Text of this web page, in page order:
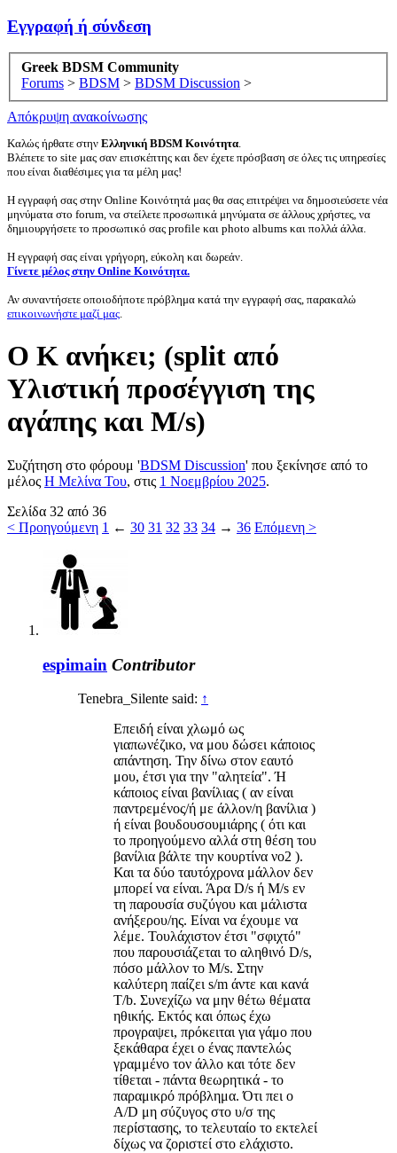
Εγγραφή ή σύνδεση
Greek BDSM Community
Forums > BDSM > BDSM Discussion >
Απόκρυψη ανακοίνωσης
Καλώς ήρθατε στην Ελληνική BDSM Κοινότητα.
Βλέπετε το site μας σαν επισκέπτης και δεν έχετε πρόσβαση σε όλες τις υπηρεσίες
που είναι διαθέσιμες για τα μέλη μας!
Η εγγραφή σας στην Online Κοινότητά μας θα σας επιτρέψει να δημοσιεύσετε νέα
μηνύματα στο forum, να στείλετε προσωπικά μηνύματα σε άλλους χρήστες, να
δημιουργήσετε το προσωπικό σας profile και photo albums και πολλά άλλα.
Η εγγραφή σας είναι γρήγορη, εύκολη και δωρεάν.
Γίνετε μέλος στην Online Κοινότητα.
Αν συναντήσετε οποιοδήποτε πρόβλημα κατά την εγγραφή σας, παρακαλώ
επικοινωνήστε μαζί μας.
Ο Κ ανήκει; (split από
Υλιστική προσέγγιση της
αγάπης και M/s)
Συζήτηση στο φόρουμ 'BDSM Discussion' που ξεκίνησε από το
μέλος Η Μελίνα Του, στις 1 Νοεμβρίου 2025.
Σελίδα 32 από 36
< Προηγούμενη 1 ← 30 31 32 33 34 → 36 Επόμενη >
espimain Contributor
Tenebra_Silente said: ↑
Επειδή είναι χλωμό ως
γιαπωνέζικο, να μου δώσει κάποιος
απάντηση. Την δίνω στον εαυτό
μου, έτσι για την "αλητεία". Ή
κάποιος είναι βανίλιας ( αν είναι
παντρεμένος/ή με άλλον/η βανίλια )
ή είναι βουδουσουμιάρης ( ότι και
το προηγούμενο αλλά στη θέση του
βανίλια βάλτε την κουρτίνα νο2 ).
Και τα δύο ταυτόχρονα μάλλον δεν
μπορεί να είναι. Άρα D/s ή M/s εν
τη παρουσία συζύγου και μάλιστα
ανήξερου/ης. Είναι να έχουμε να
λέμε. Τουλάχιστον έτσι "σφιχτό"
που παρουσιάζεται το αληθινό D/s,
πόσο μάλλον το M/s. Στην
καλύτερη παίζει s/m άντε και κανά
T/b. Συνεχίζω να μην θέτω θέματα
ηθικής. Εκτός και όπως έχω
προγραψει, πρόκειται για γάμο που
ξεκάθαρα έχει ο ένας παντελώς
γραμμένο τον άλλο και τότε δεν
τίθεται - πάντα θεωρητικά - το
παραμικρό πρόβλημα. Ότι πει ο
Α/D μη σύζυγος στο υ/σ της
περίστασης, το τελευταίο το εκτελεί
δίχως να ζοριστεί στο ελάχιστο.